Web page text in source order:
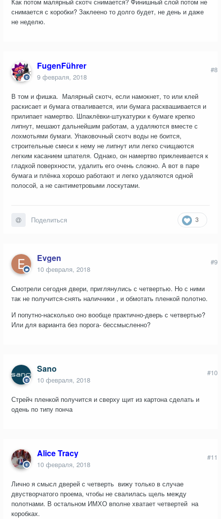
снимается с коробки? Заклеено то долго будет, не день и даже
не неделю.
FugenFührer
9 февраля, 2018
#8
В том и фишка. Малярный скотч, если намокнет, то или клей
раскисает и бумага отваливается, или бумага расквашивается и
прилипает намертво. Шпаклёвки-штукатурки к бумаге крепко
липнут, мешают дальнейшим работам, а удаляются вместе с
лохмотьями бумаги. Упаковочный скотч воды не боится,
строительные смеси к нему не липнут или легко счищаются
легким касанием шпателя. Однако, он намертво приклеивается к
гладкой поверхности, удалить его очень сложно. А вот в паре
бумага и плёнка хорошо работают и легко удаляются одной
полосой, а не сантиметровыми лоскутами.
3
Поделиться
Evgen
10 февраля, 2018
#9
Смотрели сегодня двери, приглянулись с четвертью. Но с ними
так не получится-снять наличники , и обмотать пленкой полотно.
И попутно-насколько оно вообще практично-дверь с четвертью?
Или для варианта без порога- бессмысленно?
Sano
10 февраля, 2018
#10
Стрейч пленкой получится и сверху щит из картона сделать и
одень по типу понча
Alice Tracy
10 февраля, 2018
#11
Лично я смысл дверей с четверть вижу только в случае
двустворчатого проема, чтобы не свалилась щель между
полотнами. В остальном ИМХО вполне хватает четвертей на
коробках.